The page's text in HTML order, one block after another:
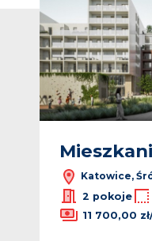
Katowice,
2 pokoje
11 700,00